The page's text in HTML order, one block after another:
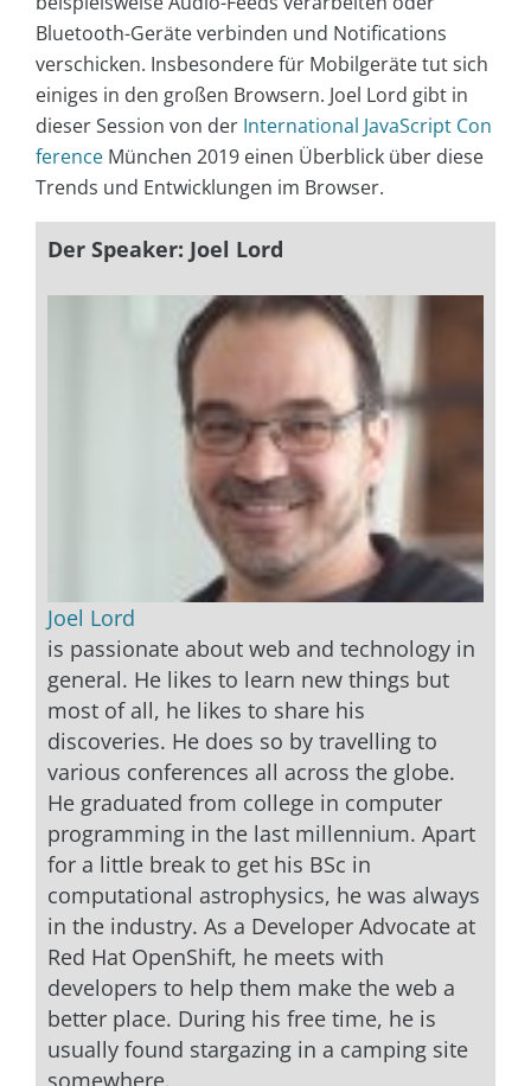
Bluetooth-Geräte verbinden und Notifications
verschicken. Insbesondere für Mobilgeräte tut sich
einiges in den großen Browsern. Joel Lord gibt in
dieser Session von der International JavaScript Con
ference München 2019 einen Überblick über diese
Trends und Entwicklungen im Browser.
Der Speaker: Joel Lord
Joel Lord
is passionate about web and technology in
general. He likes to learn new things but
most of all, he likes to share his
discoveries. He does so by travelling to
various conferences all across the globe.
He graduated from college in computer
programming in the last millennium. Apart
for a little break to get his BSc in
computational astrophysics, he was always
in the industry. As a Developer Advocate at
Red Hat OpenShift, he meets with
developers to help them make the web a
better place. During his free time, he is
usually found stargazing in a camping site
somewhere.